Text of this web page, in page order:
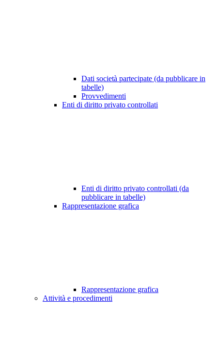
Dati società partecipate (da pubblicare in
tabelle)
Provvedimenti
Enti di diritto privato controllati
Enti di diritto privato controllati (da
pubblicare in tabelle)
Rappresentazione grafica
Rappresentazione grafica
Attività e procedimenti